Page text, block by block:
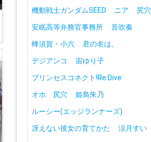
機動戦士ガンダムSEED
ニア
尻穴
安眠高等弁務官事務所
音吹奏
蜂須賀・小六
君の名は。
デジアンコ
宙ゆり子
プリンセスコネクト!Re:Dive
オホ 尻穴
姫島朱乃
ルーシー(エッジランナーズ)
冴えない彼女の育てかた
涼月すい